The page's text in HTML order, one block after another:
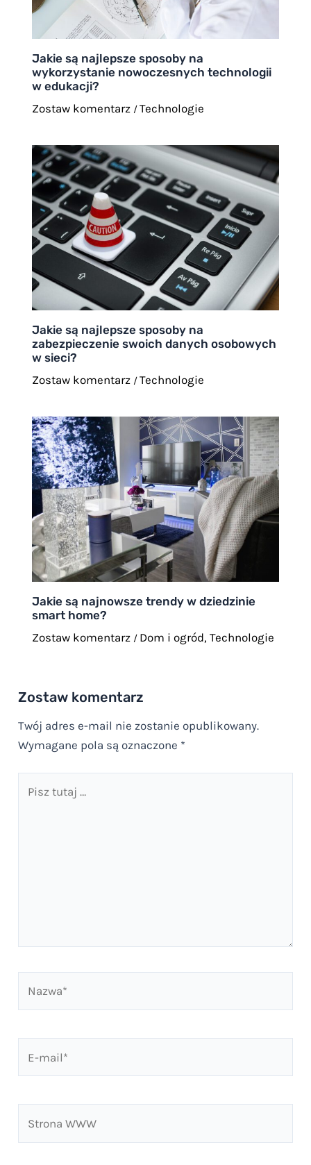
Jakie są najlepsze sposoby na
wykorzystanie nowoczesnych technologii
w edukacji?
Zostaw komentarz /Technologie
Jakie są najlepsze sposoby na
zabezpieczenie swoich danych osobowych
w sieci?
Zostaw komentarz /Technologie
Jakie są najnowsze trendy w dziedzinie
smart home?
Zostaw komentarz / Dom i ogród, Technologie
Zostaw komentarz
Twój adres e-mail nie zostanie opublikowany.
Wymagane pola są oznaczone *
tutaj
mail*
WWW